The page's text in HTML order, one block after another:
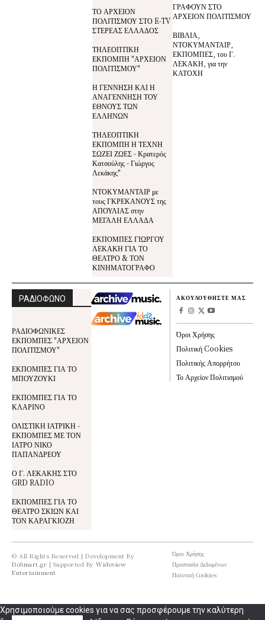
ΤΟ ΑΡΧΕΙΟΝ
ΠΟΛΙΤΙΣΜΟΥ ΣΤΟ E-TV
ΣΤΕΡΕΑΣ ΕΛΛΑΔΟΣ
ΤΗΛΕΟΠΤΙΚΗ
ΕΚΠΟΜΠΗ "ΑΡΧΕΙΟΝ
ΠΟΛΙΤΙΣΜΟΥ"
Η ΓΕΝΝΗΣΗ ΚΑΙ Η
ΑΝΑΓΕΝΝΗΣΗ ΤΟΥ
ΕΘΝΟΥΣ ΤΩΝ
ΕΛΛΗΝΩΝ
ΤΗΛΕΟΠΤΙΚΗ
ΕΚΠΟΜΠΗ Η ΤΕΧΝΗ
ΣΩΖΕΙ ΖΩΕΣ - Κρατερός
Κατσούλης - Γιώργος
Λεκάκης"
ΝΤΟΚΥΜΑΝΤΑΙΡ με
τους ΓΚΡΕΚΑΝΟΥΣ της
ΑΠΟΥΛΙΑΣ στην
ΜΕΓΑΛΗ ΕΛΛΑΔΑ
ΕΚΠΟΜΠΕΣ ΓΙΩΡΓΟΥ
ΛΕΚΑΚΗ ΓΙΑ ΤΟ
ΘΕΑΤΡΟ & ΤΟΝ
ΚΙΝΗΜΑΤΟΓΡΑΦΟ
ΓΡΑΦΟΥΝ ΣΤΟ
ΑΡΧΕΙΟΝ ΠΟΛΙΤΙΣΜΟΥ
ΒΙΒΛΙΑ,
ΝΤΟΚΥΜΑΝΤΑΙΡ,
ΕΚΠΟΜΠΕΣ, του Γ.
ΛΕΚΑΚΗ, για την
ΚΑΤΟΧΗ
ΡΑΔΙΟΦΩΝΟ
ΡΑΔΙΟΦΩΝΙΚΕΣ
ΕΚΠΟΜΠΕΣ "ΑΡΧΕΙΟΝ
ΠΟΛΙΤΙΣΜΟΥ"
ΕΚΠΟΜΠΕΣ ΓΙΑ ΤΟ
ΜΠΟΥΖΟΥΚΙ
ΕΚΠΟΜΠΕΣ ΓΙΑ ΤΟ
ΚΛΑΡΙΝΟ
ΟΛΙΣΤΙΚΗ ΙΑΤΡΙΚΗ -
ΕΚΠΟΜΠΕΣ ΜΕ ΤΟΝ
ΙΑΤΡΟ ΝΙΚΟ
ΠΑΠΑΝΔΡΕΟΥ
Ο Γ. ΛΕΚΑΚΗΣ ΣΤΟ
GRD RADIO
ΕΚΠΟΜΠΕΣ ΓΙΑ ΤΟ
ΘΕΑΤΡΟ ΣΚΙΩΝ ΚΑΙ
ΤΟΝ ΚΑΡΑΓΚΙΟΖΗ
ΑΚΟΥΛΟΥΘΗΣΤΕ ΜΑΣ
Όροι Χρήσης
Πολιτική Cookies
Πολιτικής Απορρήτου
Το Αρχείον Πολιτισμού
© All Rights Reserved | Development By
DoSmart.gr | Supported By Wideview
Entertainment
Όροι Χρήσης
Προστασία Δεδομένων
Πολιτική Cookies
Χρησιμοποιούμε cookies για να σας προσφέρουμε την καλύτερη